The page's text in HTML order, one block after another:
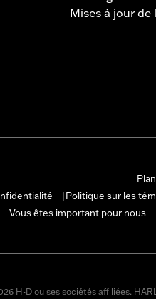
Mises à jour de
Politique sur les
Vous êtes important pour nous
H-D ou ses sociétés affiliées.